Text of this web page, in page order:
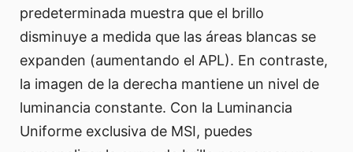
predeterminada muestra que el brillo
disminuye a medida que las áreas blancas se
expanden (aumentando el APL). En contraste,
la imagen de la derecha mantiene un nivel de
luminancia constante. Con la Luminancia
Uniforme exclusiva de MSI, puedes